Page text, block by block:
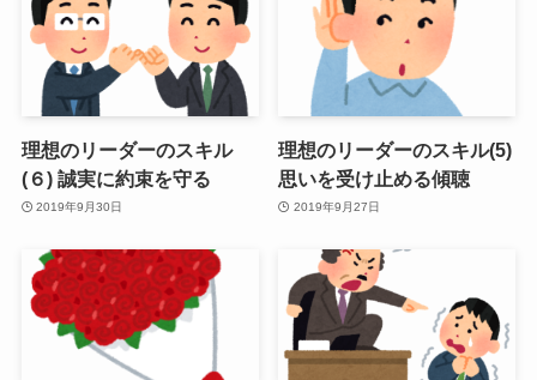
理想のリーダーのスキル
(６) 誠実に約束を守る
2019年9月30日
理想のリーダーのスキル(5)
思いを受け止める傾聴
2019年9月27日